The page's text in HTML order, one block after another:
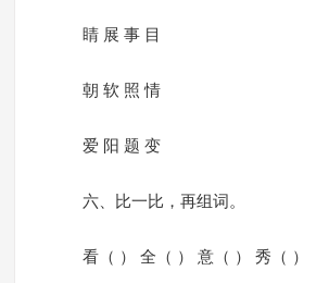
睛 展 事 目
朝 软 照 情
爱 阳 题 变
六、比一比，再组词。
看（ ） 全（ ） 意（ ） 秀（ ）